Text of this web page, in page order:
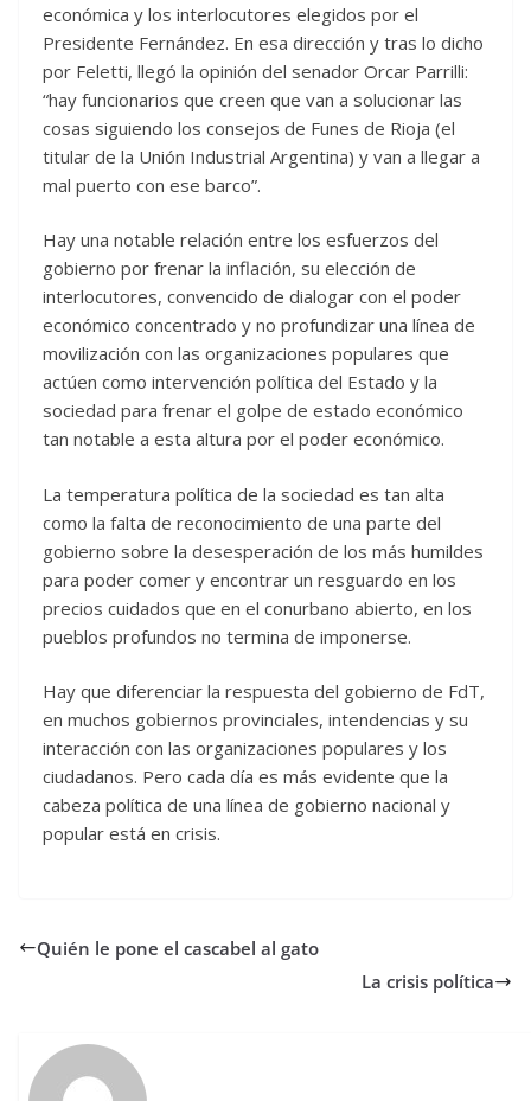
económica y los interlocutores elegidos por el
Presidente Fernández. En esa dirección y tras lo dicho
por Feletti, llegó la opinión del senador Orcar Parrilli:
“hay funcionarios que creen que van a solucionar las
cosas siguiendo los consejos de Funes de Rioja (el
titular de la Unión Industrial Argentina) y van a llegar a
mal puerto con ese barco”.
Hay una notable relación entre los esfuerzos del
gobierno por frenar la inflación, su elección de
interlocutores, convencido de dialogar con el poder
económico concentrado y no profundizar una línea de
movilización con las organizaciones populares que
actúen como intervención política del Estado y la
sociedad para frenar el golpe de estado económico
tan notable a esta altura por el poder económico.
La temperatura política de la sociedad es tan alta
como la falta de reconocimiento de una parte del
gobierno sobre la desesperación de los más humildes
para poder comer y encontrar un resguardo en los
precios cuidados que en el conurbano abierto, en los
pueblos profundos no termina de imponerse.
Hay que diferenciar la respuesta del gobierno de FdT,
en muchos gobiernos provinciales, intendencias y su
interacción con las organizaciones populares y los
ciudadanos. Pero cada día es más evidente que la
cabeza política de una línea de gobierno nacional y
popular está en crisis.
Quién le pone el cascabel al gato
La crisis política